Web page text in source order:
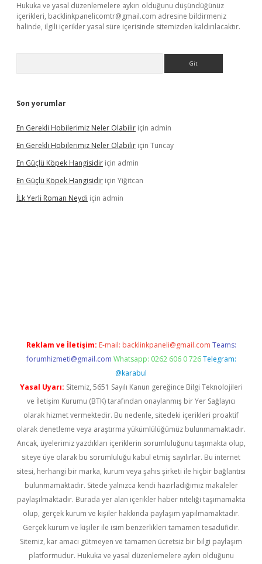
Hukuka ve yasal düzenlemelere aykırı olduğunu düşündüğünüz
içerikleri, backlinkpanelicomtr@gmail.com adresine bildirmeniz
halinde, ilgili içerikler yasal süre içerisinde sitemizden kaldırılacaktır.
Son yorumlar
En Gerekli Hobilerimiz Neler Olabilir için admin
En Gerekli Hobilerimiz Neler Olabilir için Tuncay
En Güçlü Köpek Hangisidir için admin
En Güçlü Köpek Hangisidir için Yiğitcan
İLk Yerli Roman Neydi için admin
Reklam ve İletişim: E-mail: backlinkpaneli@gmail.com Teams:
forumhizmeti@gmail.com Whatsapp: 0262 606 0 726 Telegram:
@karabul
Yasal Uyarı: Sitemiz, 5651 Sayılı Kanun gereğince Bilgi Teknolojileri
ve İletişim Kurumu (BTK) tarafından onaylanmış bir Yer Sağlayıcı
olarak hizmet vermektedir. Bu nedenle, sitedeki içerikleri proaktif
olarak denetleme veya araştırma yükümlülüğümüz bulunmamaktadır.
Ancak, üyelerimiz yazdıkları içeriklerin sorumluluğunu taşımakta olup,
siteye üye olarak bu sorumluluğu kabul etmiş sayılırlar. Bu internet
sitesi, herhangi bir marka, kurum veya şahıs şirketi ile hiçbir bağlantısı
bulunmamaktadır. Sitede yalnızca kendi hazırladığımız makaleler
paylaşılmaktadır. Burada yer alan içerikler haber niteliği taşımamakta
olup, gerçek kurum ve kişiler hakkında paylaşım yapılmamaktadır.
Gerçek kurum ve kişiler ile isim benzerlikleri tamamen tesadüfidir.
Sitemiz, kar amacı gütmeyen ve tamamen ücretsiz bir bilgi paylaşım
platformudur. Hukuka ve yasal düzenlemelere aykırı olduğunu